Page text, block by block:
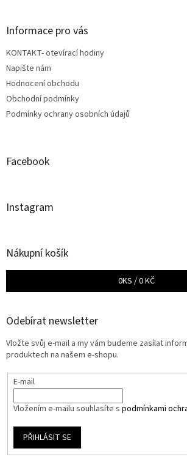
Informace pro vás
KONTAKT- otevírací hodiny
Napište nám
Hodnocení obchodu
Obchodní podmínky
Podmínky ochrany osobních údajů
Facebook
Instagram
Nákupní košík
0KS /0 KČ
Odebírat newsletter
Vložte svůj e-mail a my vám budeme zasílat
produktech na našem e-shopu.
E-mail
Vložením e-mailu souhlasíte s podmínkami
PŘIHLÁSIT SE